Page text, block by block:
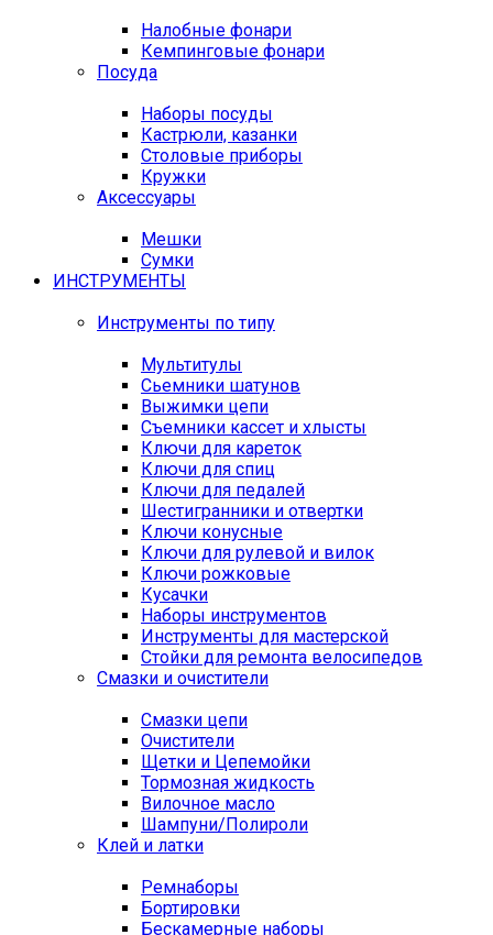
Налобные фонари
Кемпинговые фонари
Посуда
Наборы посуды
Кастрюли, казанки
Столовые приборы
Кружки
Аксессуары
Мешки
Сумки
ИНСТРУМЕНТЫ
Инструменты по типу
Мультитулы
Сьемники шатунов
Выжимки цепи
Съемники кассет и хлысты
Ключи для кареток
Ключи для спиц
Ключи для педалей
Шестигранники и отвертки
Ключи конусные
Ключи для рулевой и вилок
Ключи рожковые
Кусачки
Наборы инструментов
Инструменты для мастерской
Стойки для ремонта велосипедов
Смазки и очистители
Смазки цепи
Очистители
Щетки и Цепемойки
Тормозная жидкость
Вилочное масло
Шампуни/Полироли
Клей и латки
Ремнаборы
Бортировки
Бескамерные наборы